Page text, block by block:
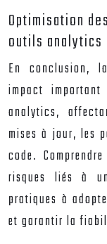
Optimisation
outils analytics
En conclusion,
impact
analytics,
mises à jour, les
code.
risques liés à
pratiques à
et garantir la